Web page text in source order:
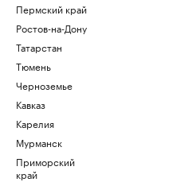
Пермский край
Ростов-на-Дону
Татарстан
Тюмень
Черноземье
Кавказ
Карелия
Мурманск
Приморский
край